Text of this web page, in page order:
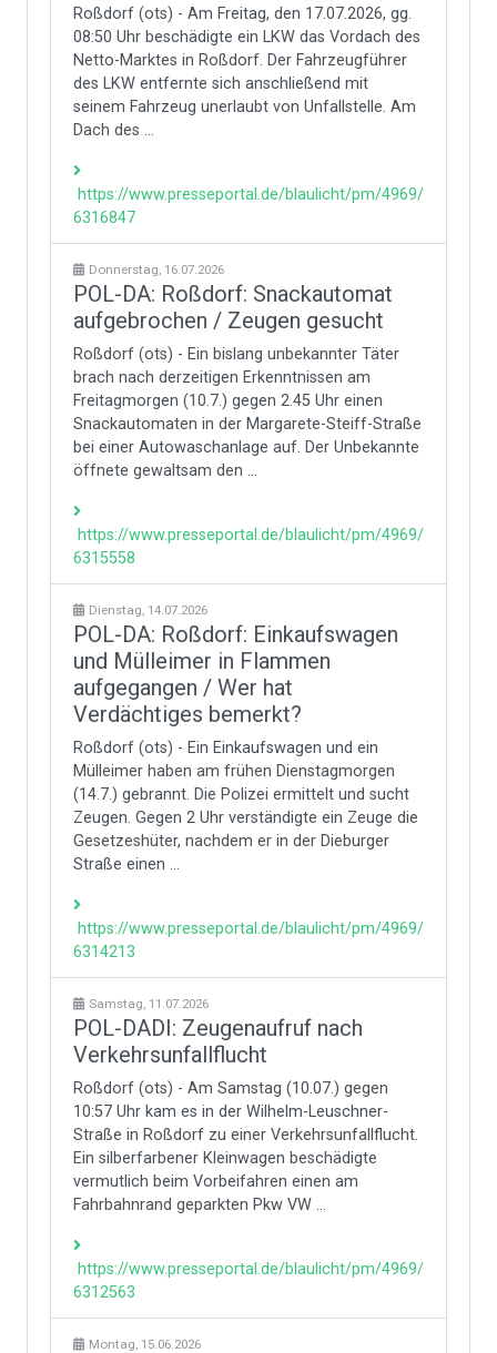
Roßdorf (ots) - Am Freitag, den 17.07.2026, gg.
08:50 Uhr beschädigte ein LKW das Vordach des
Netto-Marktes in Roßdorf. Der Fahrzeugführer
des LKW entfernte sich anschließend mit
seinem Fahrzeug unerlaubt von Unfallstelle. Am
Dach des ...
https://www.presseportal.de/blaulicht/pm/4969/
6316847
Donnerstag, 16.07.2026
POL-DA: Roßdorf: Snackautomat
aufgebrochen / Zeugen gesucht
Roßdorf (ots) - Ein bislang unbekannter Täter
brach nach derzeitigen Erkenntnissen am
Freitagmorgen (10.7.) gegen 2.45 Uhr einen
Snackautomaten in der Margarete-Steiff-Straße
bei einer Autowaschanlage auf. Der Unbekannte
öffnete gewaltsam den ...
https://www.presseportal.de/blaulicht/pm/4969/
6315558
Dienstag, 14.07.2026
POL-DA: Roßdorf: Einkaufswagen
und Mülleimer in Flammen
aufgegangen / Wer hat
Verdächtiges bemerkt?
Roßdorf (ots) - Ein Einkaufswagen und ein
Mülleimer haben am frühen Dienstagmorgen
(14.7.) gebrannt. Die Polizei ermittelt und sucht
Zeugen. Gegen 2 Uhr verständigte ein Zeuge die
Gesetzeshüter, nachdem er in der Dieburger
Straße einen ...
https://www.presseportal.de/blaulicht/pm/4969/
6314213
Samstag, 11.07.2026
POL-DADI: Zeugenaufruf nach
Verkehrsunfallflucht
Roßdorf (ots) - Am Samstag (10.07.) gegen
10:57 Uhr kam es in der Wilhelm-Leuschner-
Straße in Roßdorf zu einer Verkehrsunfallflucht.
Ein silberfarbener Kleinwagen beschädigte
vermutlich beim Vorbeifahren einen am
Fahrbahnrand geparkten Pkw VW ...
https://www.presseportal.de/blaulicht/pm/4969/
6312563
Montag, 15.06.2026